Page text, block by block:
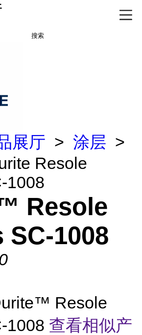
搜索
展厅 > 涂层 >
Resole
1008
Resole
SC-1008
Resole
1008 查看相似产